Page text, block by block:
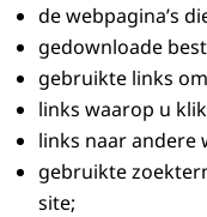
de webpagina’s
gedownloade
gebruikte links
links waarop u
links naar andere
gebruikte
site;